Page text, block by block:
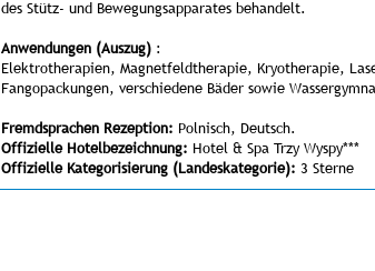
des Stütz- und Bewegungsapparates behandelt.
Anwendungen (Auszug) :
Elektrotherapien, Magnetfeldtherapie, Kryotherapie,
Fangopackungen, verschiedene Bäder sowie
Fremdsprachen Rezeption: Polnisch, Deutsch.
Offizielle Hotelbezeichnung: Hotel & Spa Trzy Wyspy***
Offizielle Kategorisierung (Landeskategorie): 3 Sterne